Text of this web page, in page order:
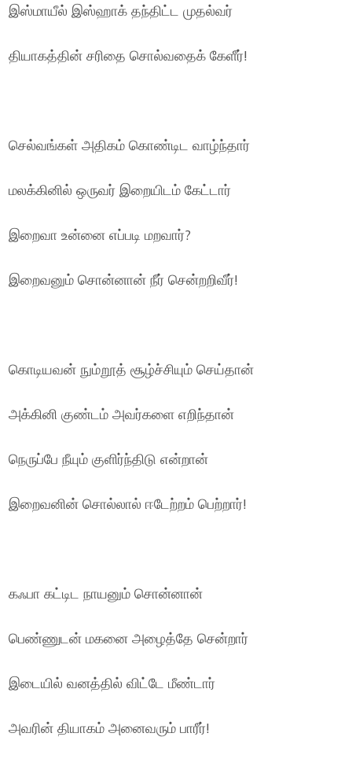
இஸ்மாயீல் இஸ்ஹாக் தந்திட்ட முதல்வர்
தியாகத்தின் சரிதை சொல்வதைக் கேளீர்!
செல்வங்கள் அதிகம் கொண்டிட வாழ்ந்தார்
மலக்கினில் ஒருவர் இறையிடம் கேட்டார்
இறைவா உன்னை எப்படி மறவார்?
இறைவனும் சொன்னான் நீர் சென்றறிவீர்!
கொடியவன் நும்றூத் சூழ்ச்சியும் செய்தான்
அக்கினி குண்டம் அவர்களை எறிந்தான்
நெருப்பே நீயும் குளிர்ந்திடு என்றான்
இறைவனின் சொல்லால் ஈடேற்றம் பெற்றார்!
கஃபா கட்டிட நாயனும் சொன்னான்
பெண்ணுடன் மகனை அழைத்தே சென்றார்
இடையில் வனத்தில் விட்டே மீண்டார்
அவரின் தியாகம் அனைவரும் பாரீர்!